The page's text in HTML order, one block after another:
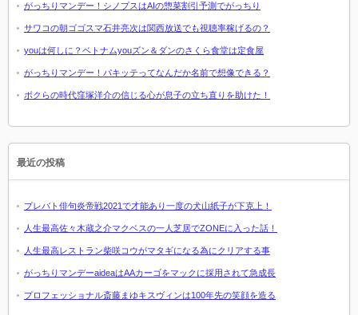
がっちりマンデー！シノプスはAIの惣菜割引予測でがっちり
サワコの朝ゴゴスマ石井亮次は関西放送でも視聴率稼げるの？
youは何しに？ベトナムyouズン＆ダンのさくら食堂は定食屋
がっちりマンデー！パキッテってなんだか名前で想像できる？
ボクらの時代窪塚洋介の信じる心が息子の立ち直りを助けた！
最近の投稿
プレバト俳句炎帝戦2021で才能あり一度の犬山紙子が下克上！
人生最高佐々木蔵之介マクベスの一人芝居でZONEに入った話！
人生最高レストラン柴咲コウがマタギになる為にクリアする事
がっちりマンデーaideaはAAカーゴをマックに採用されて急成長
プロフェッショナル斎藤まゆキスヴィンは100年先の笑顔を造る